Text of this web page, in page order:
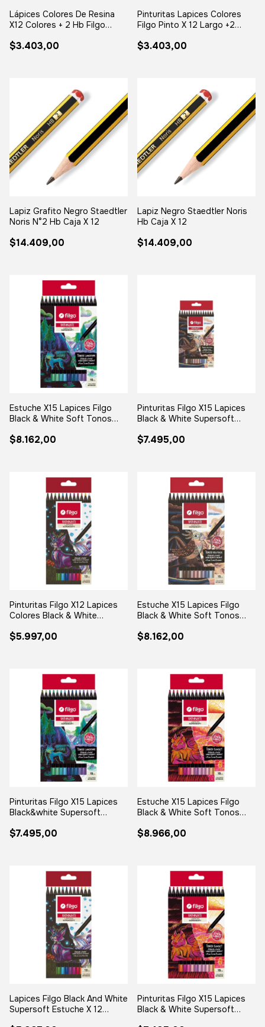
Lápices Colores De Resina
X12 Colores + 2 Hb Filgo
$3.403,00
Pinturitas Lapices Colores
Filgo Pinto X 12 Largo +2
$3.403,00
Lapiz Grafito Negro Staedtler
Noris N°2 Hb Caja X 12
$14.409,00
Lapiz Negro Staedtler Noris
Hb Caja X 12
$14.409,00
Estuche X15 Lapices Filgo
Black & White Soft Tonos
$8.162,00
Pinturitas Filgo X15 Lapices
Black & White Supersoft
$7.495,00
Pinturitas Filgo X12 Lapices
Colores Black & White
$5.997,00
Estuche X15 Lapices Filgo
Black & White Soft Tonos
$8.162,00
Pinturitas Filgo X15 Lapices
Black&white Supersoft
$7.495,00
Estuche X15 Lapices Filgo
Black & White Soft Tonos
$8.966,00
Lapices Filgo Black And White
Supersoft Estuche X 12
Pinturitas Filgo X15 Lapices
Black & White Supersoft